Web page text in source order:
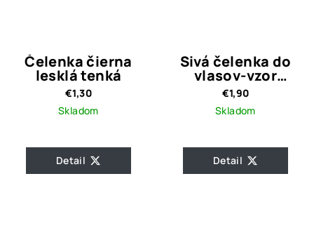
Čelenka čierna
lesklá tenká
€1,30
Skladom
Detail
Sivá čelenka do
vlasov-vzor
retiazka
€1,90
Skladom
Detail